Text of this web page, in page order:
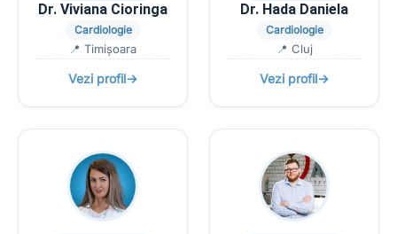
Dr. Viviana Cioringa
Cardiologie
📍 Timișoara
Vezi profil→
Dr. Hada Daniela
Cardiologie
📍 Cluj
Vezi profil→